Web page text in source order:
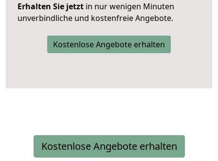
Erhalten Sie jetzt in nur wenigen Minuten
unverbindliche und kostenfreie Angebote.
Kostenlose Angebote erhalten
Kostenlose Angebote erhalten